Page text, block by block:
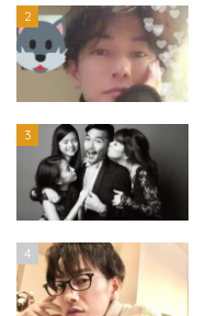
2
3
4